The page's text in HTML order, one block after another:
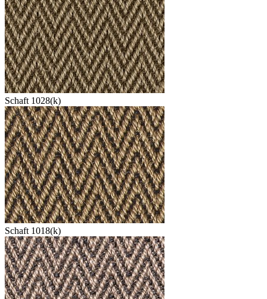
Schaft 1028(k)
Schaft 1018(k)